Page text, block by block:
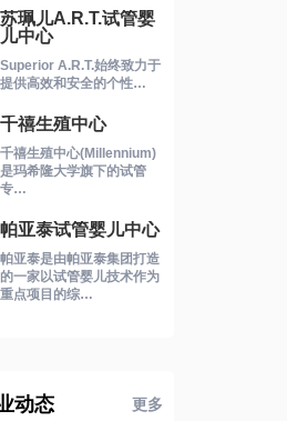
苏珮儿A.R.T.试管婴
儿中心
Superior A.R.T.始终致力于
提供高效和安全的个性…
千禧生殖中心
千禧生殖中心(Millennium)
是玛希隆大学旗下的试管
专…
帕亚泰试管婴儿中心
帕亚泰是由帕亚泰集团打造
的一家以试管婴儿技术作为
重点项目的综…
动态 更多